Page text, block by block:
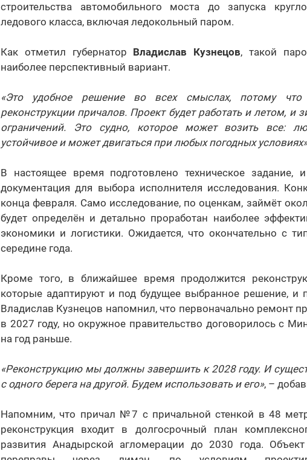
строительства автомобильного моста до запуска
ледового класса, включая ледокольный паром.
Как отметил губернатор Владислав Кузнецов, такой
наиболее перспективный вариант.
«Это удобное решение во всех смыслах, потому
реконструкции причалов. Проект будет работать и летом, и
ограничений. Это судно, которое может возить все:
устойчивое и может двигаться при любых погодных
В настоящее время подготовлено техническое задание, и
документация для выбора исполнителя исследования.
конца февраля. Само исследование, по оценкам, займёт
будет определён и детально проработан наиболее
экономики и логистики. Ожидается, что окончательно с
середине года.
Кроме того, в ближайшее время продолжится
которые адаптируют и под будущее выбранное решение,
Владислав Кузнецов напомнил, что первоначально ремонт
в 2027 году, но окружное правительство договорилось с
на год раньше.
«Реконструкцию мы должны завершить к 2028 году. И
с одного берега на другой. Будем использовать и его», –
Напомним, что причал №7 с причальной стенкой в 48
реконструкция входит в долгосрочный план
развития Анадырской агломерации до 2030 года.